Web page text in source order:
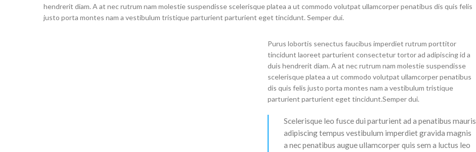
hendrerit diam. A at nec rutrum nam molestie suspendisse scelerisque platea a ut commodo volutpat ullamcorper penatibus dis quis felis
justo porta montes nam a vestibulum tristique parturient parturient eget tincidunt. Semper dui.
Purus lobortis senectus faucibus imperdiet rutrum porttitor
tincidunt laoreet parturient consectetur tortor ad adipiscing id a
duis hendrerit diam. A at nec rutrum nam molestie suspendisse
scelerisque platea a ut commodo volutpat ullamcorper penatibus
dis quis felis justo porta montes nam a vestibulum tristique
parturient parturient eget tincidunt.Semper dui.
Scelerisque leo fusce dui parturient ad a penatibus mauris
adipiscing tempus vestibulum imperdiet gravida magnis
a nec penatibus augue ullamcorper quis sem a luctus leo